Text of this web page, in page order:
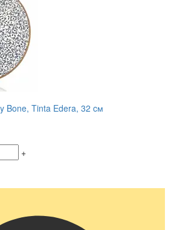
Bone, Tinta Edera, 32 cм
+